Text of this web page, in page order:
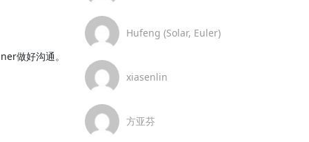
做好沟通。
Hufeng (Solar, Euler)
xiasenlin
方亚芬